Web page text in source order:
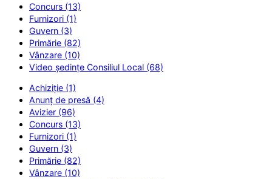
Concurs (13)
Furnizori (1)
Guvern (3)
Primărie (82)
Vânzare (10)
Video ședințe Consiliul Local (68)
Achiziție (1)
Anunț de presă (4)
Avizier (96)
Concurs (13)
Furnizori (1)
Guvern (3)
Primărie (82)
Vânzare (10)